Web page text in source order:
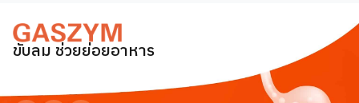
ขับลม ช่วยย่อยอาหาร